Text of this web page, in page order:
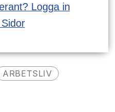
Logga in
ARBETSLIV